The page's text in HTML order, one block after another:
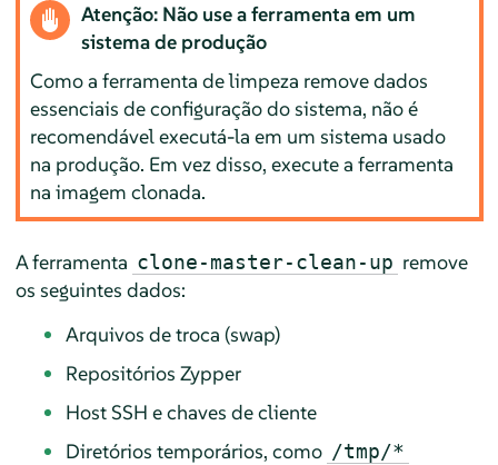
Atenção: Não use a ferramenta em um
sistema de produção
Como a ferramenta de limpeza remove dados
essenciais de configuração do sistema, não é
recomendável executá-la em um sistema usado
na produção. Em vez disso, execute a ferramenta
na imagem clonada.
A ferramenta clone-master-clean-up remove
os seguintes dados:
Arquivos de troca (swap)
Repositórios Zypper
Host SSH e chaves de cliente
Diretórios temporários, como /tmp/*